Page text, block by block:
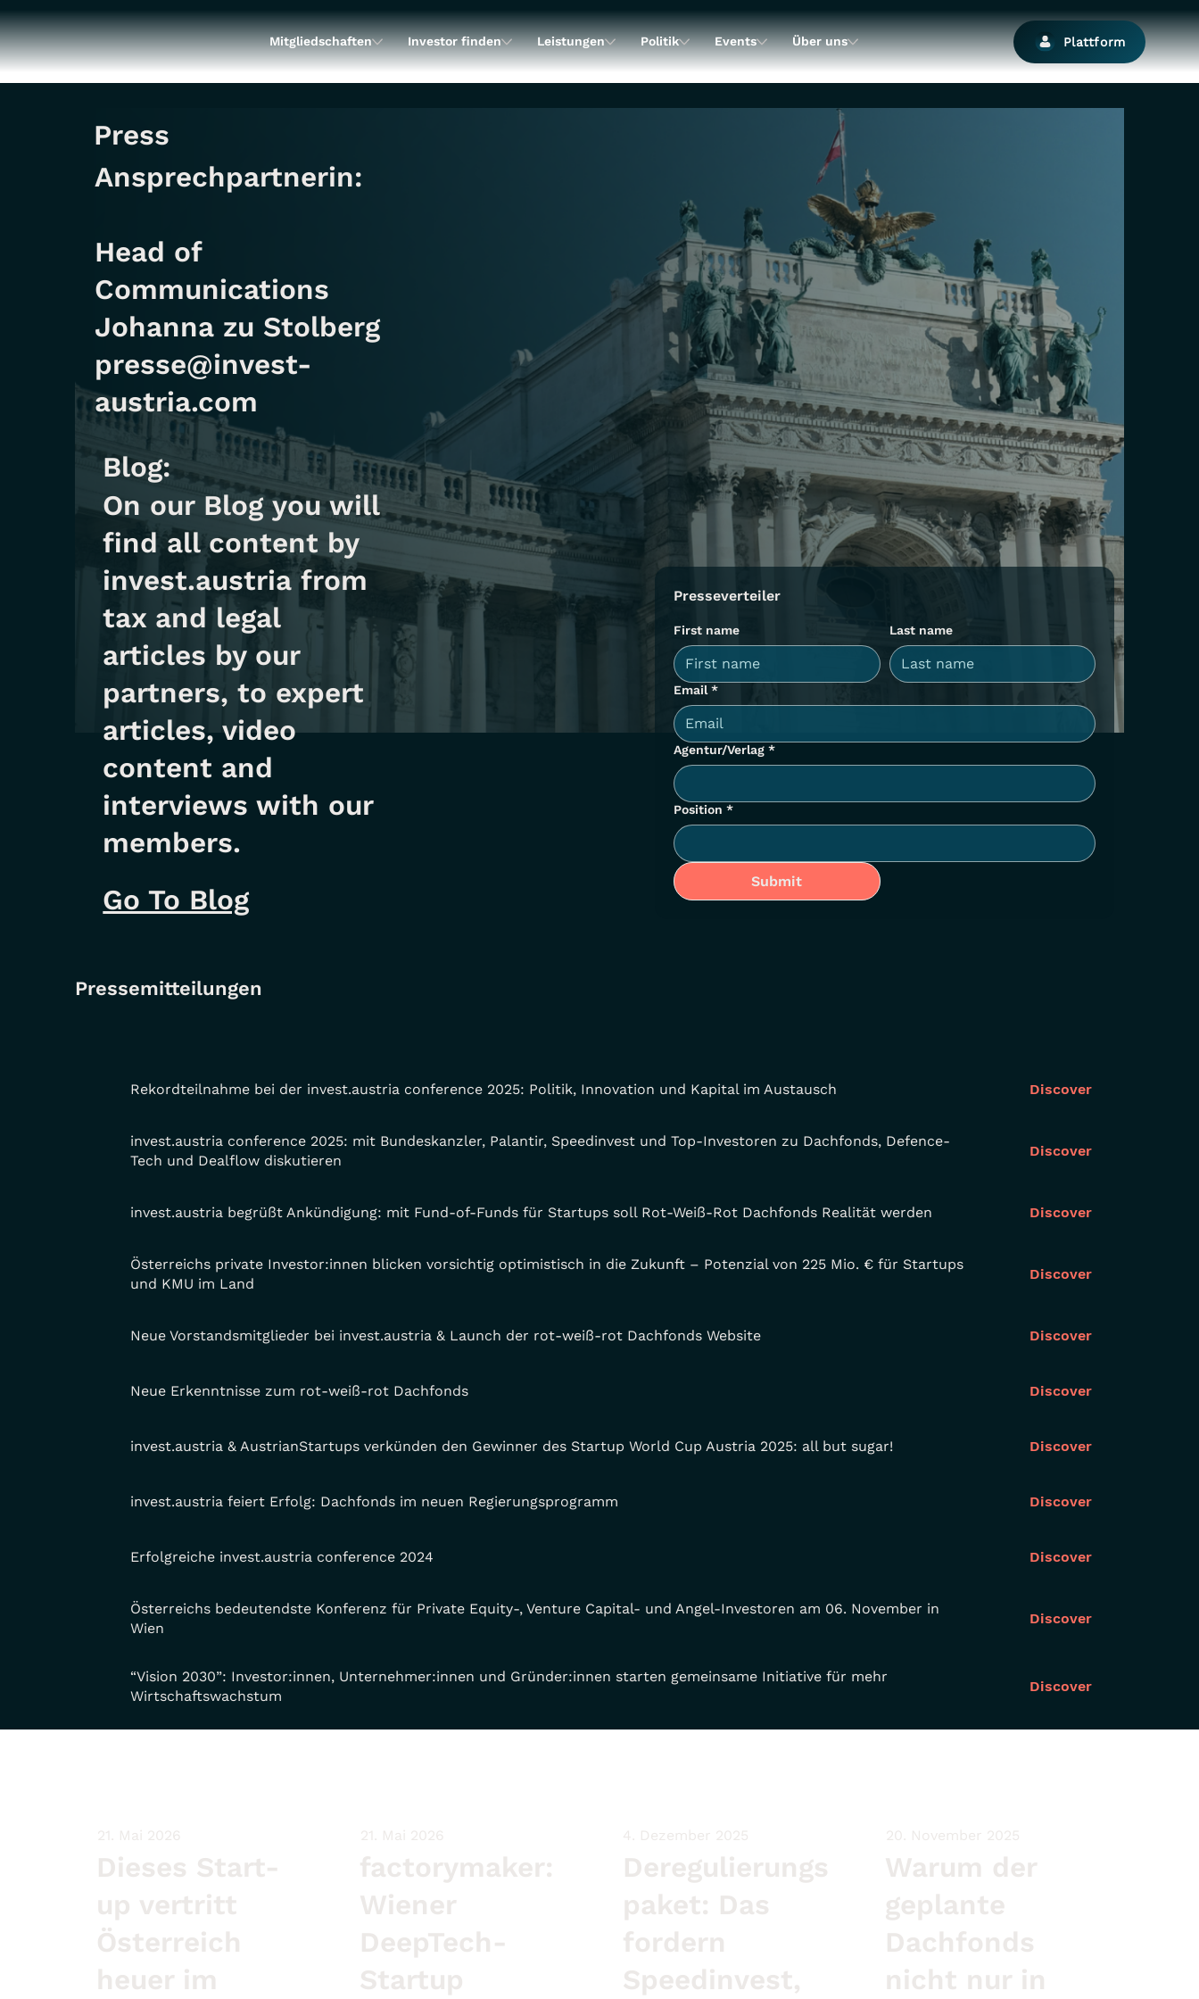
Plattform
Mitgliedschaften Investor finden Leistungen Politik Events Über uns
Press
Ansprechpartnerin:
Head of
Communications
Johanna zu Stolberg
presse@invest-
austria.com
Blog:
On our Blog you will
find all content by
invest.austria from
tax and legal
articles by our
partners, to expert
articles, video
content and
interviews with our
members.
Go To Blog
Presseverteiler
First name Last name
Email *
Agentur/Verlag *
Position *
Submit
Pressemitteilungen
Rekordteilnahme bei der invest.austria conference 2025: Politik, Innovation und Kapital im Austausch Discover
invest.austria conference 2025: mit Bundeskanzler, Palantir, Speedinvest und Top-Investoren zu Dachfonds, Defence-
Tech und Dealflow diskutieren
Discover
invest.austria begrüßt Ankündigung: mit Fund-of-Funds für Startups soll Rot-Weiß-Rot Dachfonds Realität werden Discover
Österreichs private Investor:innen blicken vorsichtig optimistisch in die Zukunft – Potenzial von 225 Mio. € für Startups
und KMU im Land
Discover
Neue Vorstandsmitglieder bei invest.austria & Launch der rot-weiß-rot Dachfonds Website Discover
Neue Erkenntnisse zum rot-weiß-rot Dachfonds Discover
invest.austria & AustrianStartups verkünden den Gewinner des Startup World Cup Austria 2025: all but sugar! Discover
invest.austria feiert Erfolg: Dachfonds im neuen Regierungsprogramm Discover
Erfolgreiche invest.austria conference 2024 Discover
Österreichs bedeutendste Konferenz für Private Equity-, Venture Capital- und Angel-Investoren am 06. November in
Wien
Discover
“Vision 2030”: Investor:innen, Unternehmer:innen und Gründer:innen starten gemeinsame Initiative für mehr
Wirtschaftswachstum
Discover
21. Mai 2026
Dieses Start-
up vertritt
Österreich
heuer im
21. Mai 2026
factorymaker:
Wiener
DeepTech-
Startup
4. Dezember 2025
Deregulierungs
paket: Das
fordern
Speedinvest,
20. November 2025
Warum der
geplante
Dachfonds
nicht nur in